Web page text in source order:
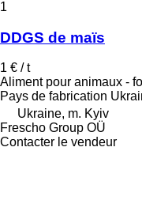
1
DDGS de maïs
1 € / t
Aliment pour animaux -
Pays de fabrication
Ukraine, m. Kyiv
Frescho Group OÜ
Contacter le vendeur